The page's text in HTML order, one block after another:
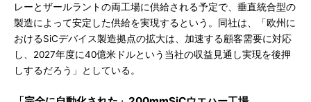
レーとザールラントの両工場に供給される予定で、垂直統合型の
製造によって安定した供給を実現するという。同社は、「欧州に
おけるSiCデバイス製造拠点の拡大は、加速する顧客需要に対応
し、2027年度に40億米ドルという当社の収益見通し実現を後押
しするだろう」としている。